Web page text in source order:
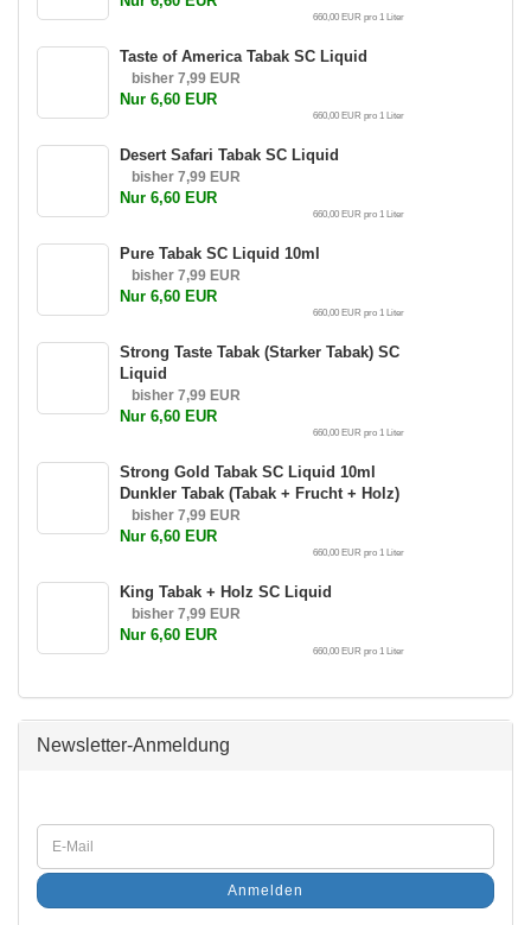
660,00 EUR pro 1 Liter
Taste of America Tabak SC Liquid
bisher 7,99 EUR
Nur 6,60 EUR
660,00 EUR pro 1 Liter
Desert Safari Tabak SC Liquid
bisher 7,99 EUR
Nur 6,60 EUR
660,00 EUR pro 1 Liter
Pure Tabak SC Liquid 10ml
bisher 7,99 EUR
Nur 6,60 EUR
660,00 EUR pro 1 Liter
Strong Taste Tabak (Starker Tabak) SC
Liquid
bisher 7,99 EUR
Nur 6,60 EUR
660,00 EUR pro 1 Liter
Strong Gold Tabak SC Liquid 10ml
Dunkler Tabak (Tabak + Frucht + Holz)
bisher 7,99 EUR
Nur 6,60 EUR
660,00 EUR pro 1 Liter
King Tabak + Holz SC Liquid
bisher 7,99 EUR
Nur 6,60 EUR
660,00 EUR pro 1 Liter
Newsletter-Anmeldung
Anmelden